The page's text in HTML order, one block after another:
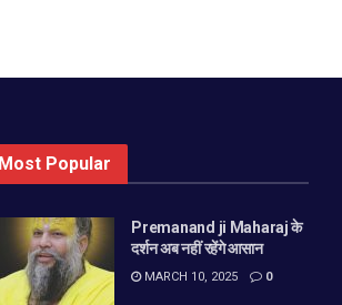
Most Popular
Premanand ji Maharaj के
दर्शन अब नहीं रहेंगे आसान
MARCH 10, 2025 0